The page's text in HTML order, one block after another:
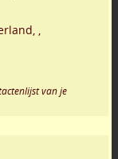
van je